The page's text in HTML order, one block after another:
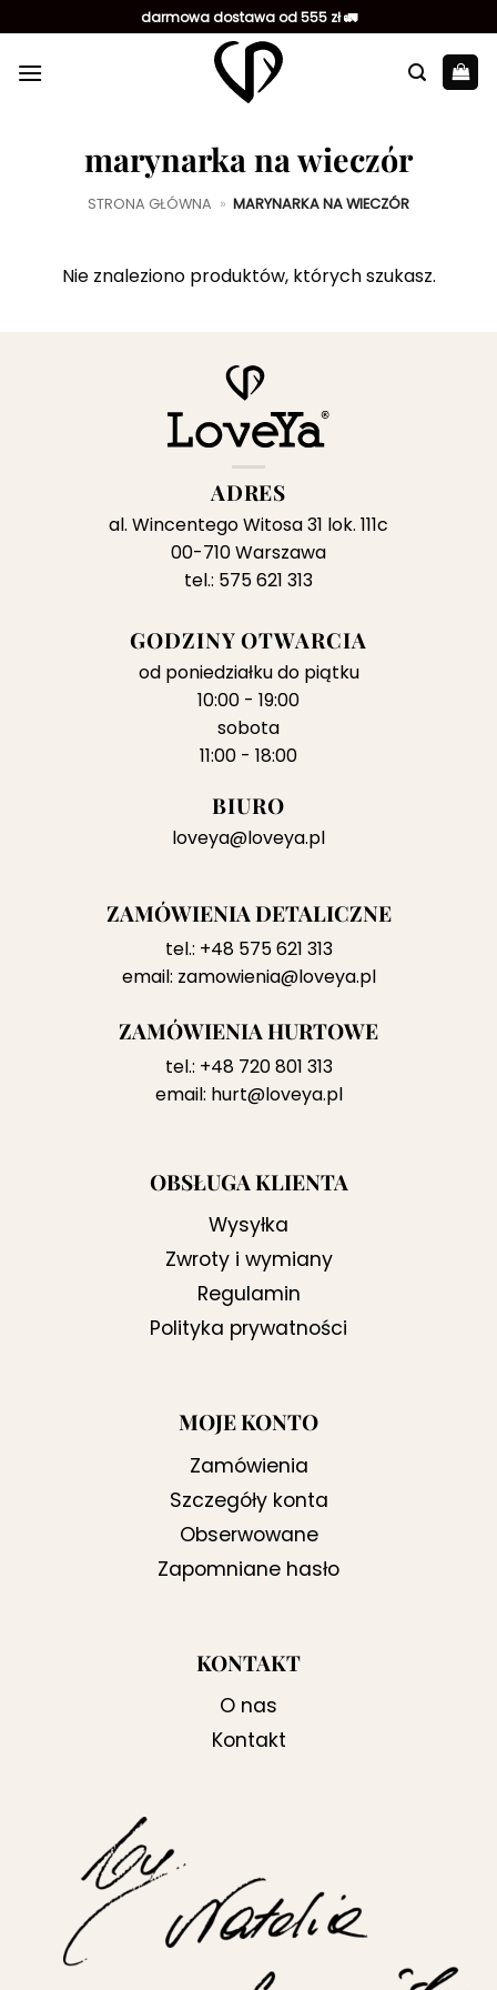
do
zawartości
darmowa dostawa od 555 zł 🚛
marynarka na wieczór
STRONA GŁÓWNA » MARYNARKA NA WIECZÓR
Nie znaleziono produktów, których szukasz.
ADRES
al. Wincentego Witosa 31 lok. 111c
00-710 Warszawa
tel.: 575 621 313
GODZINY OTWARCIA
od poniedziałku do piątku
10:00 - 19:00
sobota
11:00 - 18:00
BIURO
loveya@loveya.pl
ZAMÓWIENIA DETALICZNE
tel.: +48 575 621 313
email: zamowienia@loveya.pl
ZAMÓWIENIA HURTOWE
tel.: +48 720 801 313
email: hurt@loveya.pl
OBSŁUGA KLIENTA
Wysyłka
Zwroty i wymiany
Regulamin
Polityka prywatności
MOJE KONTO
Zamówienia
Szczegóły konta
Obserwowane
Zapomniane hasło
KONTAKT
O nas
Kontakt